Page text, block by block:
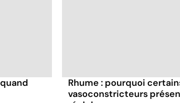
Rhume : pourquoi
vasoconstricteurs